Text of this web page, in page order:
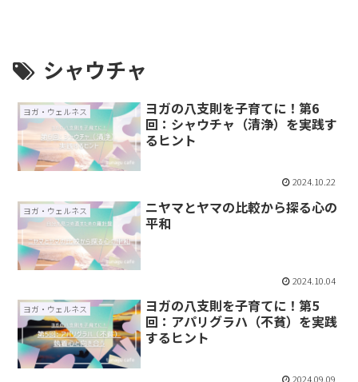
シャウチャ
ヨガ・ウェルネス
ヨガの八支則を子育てに！第6
回：シャウチャ（清浄）を実践す
るヒント
2024.10.22
ヨガ・ウェルネス
ニヤマとヤマの比較から探る心の
平和
2024.10.04
ヨガ・ウェルネス
ヨガの八支則を子育てに！第5
回：アパリグラハ（不貧）を実践
するヒント
2024.09.09